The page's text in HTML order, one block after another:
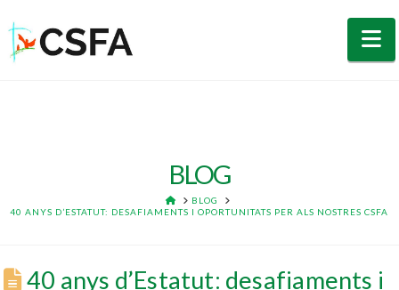
BLOG
HOME
BLOG
40 ANYS D’ESTATUT: DESAFIAMENTS I OPORTUNITATS PER ALS NOSTRES CSFA
40 anys d’Estatut: desafiaments i